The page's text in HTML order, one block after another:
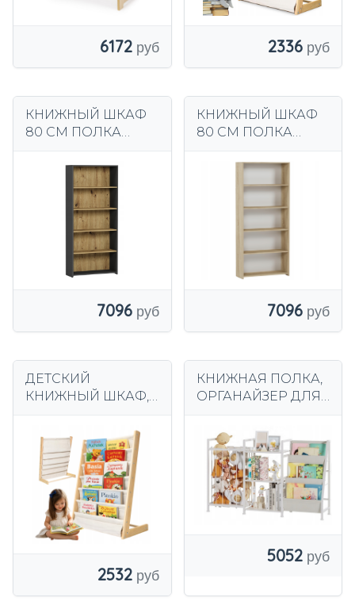
6172 2336
КНИЖНЫЙ ШКАФ
80 СМ ПОЛКА
B-80 АНТРАЦИТ
МИКС ARTISAN
7096
КНИЖНЫЙ ШКАФ
80 СМ ПОЛКА
B-80 SONOMA
7096
ДЕТСКИЙ
КНИЖНЫЙ ШКАФ,
полок Монтессори
2532
КНИЖНАЯ ПОЛКА,
ОРГАНАЙЗЕР ДЛЯ
КОНТЕЙНЕРЫ,
ШКАФ, ДЕТСКИЕ
КНИГИ, КОРЗИНА
ДЛЯ ЧУЧЕЛ
ЖИВОТНЫХ
5052